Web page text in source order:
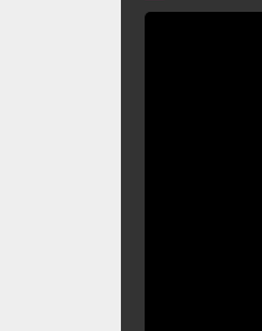
méditerranéen